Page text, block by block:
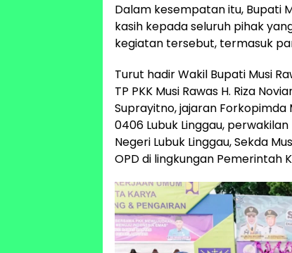
Dalam kesempatan itu, Bupati
kasih kepada seluruh pihak
kegiatan tersebut, termasuk
Turut hadir Wakil Bupati Musi
TP PKK Musi Rawas H. Riza
Suprayitno, jajaran Forkopimda
0406 Lubuk Linggau,
Negeri Lubuk Linggau, Sekda
OPD di lingkungan Pemerintah